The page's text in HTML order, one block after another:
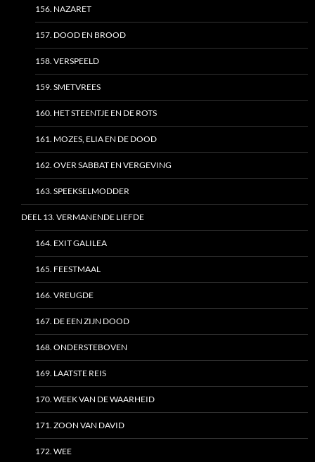
156. NAZARET
157. DOOD EN BROOD
158. VERSPEELD
159. SMETVREES
160. HET STEENTJE EN DE ROTS
161. MOZES, ELIA EN DE DOOD
162. OVER SABBAT EN VERGEVING
163. SPEEKSELMODDER
DEEL 13. VERMANENDE LIEFDE
164. EXIT GALILEA
165. FEESTMAAL
166. VREUGDE
167. DE EEN ZIJN DOOD
168. ONDERSTEBOVEN
169. LAATSTE REIS
170. WEEK VAN DE WAARHEID
171. ZOON VAN DAVID
172. WEE